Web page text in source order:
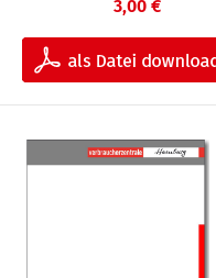
3,00 €